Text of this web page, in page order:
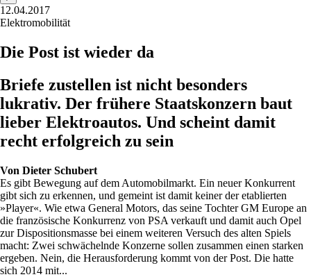
12.04.2017
Elektromobilität
Die Post ist wieder da
Briefe zustellen ist nicht besonders
lukrativ. Der frühere Staatskonzern baut
lieber Elektroautos. Und scheint damit
recht erfolgreich zu sein
Von Dieter Schubert
Es gibt Bewegung auf dem Automobilmarkt. Ein neuer Konkurrent
gibt sich zu erkennen, und gemeint ist damit keiner der etablierten
»Player«. Wie etwa General Motors, das seine Tochter GM Europe an
die französische Konkurrenz von PSA verkauft und damit auch Opel
zur Dispositionsmasse bei einem weiteren Versuch des alten Spiels
macht: Zwei schwächelnde Konzerne sollen zusammen einen starken
ergeben. Nein, die Herausforderung kommt von der Post. Die hatte
sich 2014 mit...